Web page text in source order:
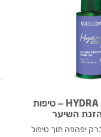
שמן HYDRA SHINE – טיפות
השיער
יפהפה תוך טיפול